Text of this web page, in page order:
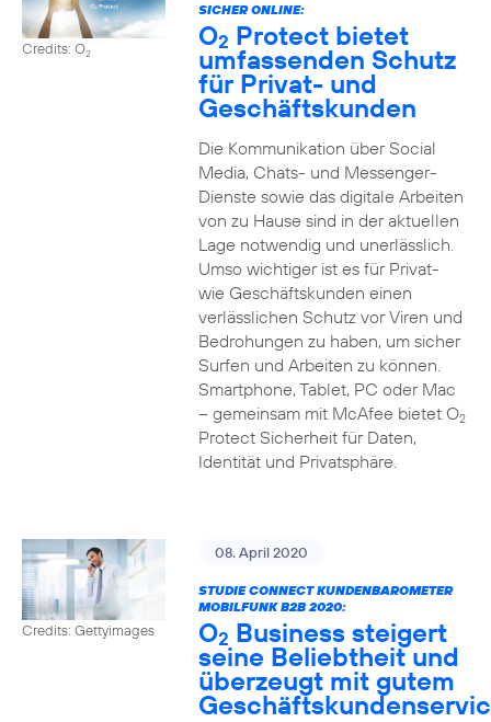
Credits: O2
SICHER ONLINE:
O2 Protect bietet
umfassenden Schutz
für Privat- und
Geschäftskunden
Die Kommunikation über Social
Media, Chats- und Messenger-
Dienste sowie das digitale Arbeiten
von zu Hause sind in der aktuellen
Lage notwendig und unerlässlich.
Umso wichtiger ist es für Privat-
wie Geschäftskunden einen
verlässlichen Schutz vor Viren und
Bedrohungen zu haben, um sicher
Surfen und Arbeiten zu können.
Smartphone, Tablet, PC oder Mac
– gemeinsam mit McAfee bietet O2
Protect Sicherheit für Daten,
Identität und Privatsphäre.
Credits: Gettyimages
08. April 2020
STUDIE CONNECT KUNDENBAROMETER
MOBILFUNK B2B 2020:
O2 Business steigert
seine Beliebtheit und
überzeugt mit gutem